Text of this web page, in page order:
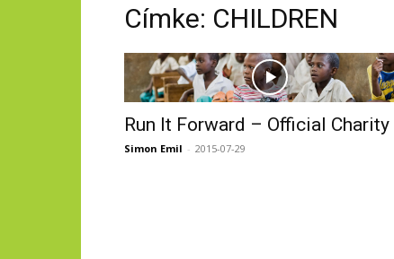
Címke: CHILDREN
Run It Forward – Official Charity
Simon Emil - 2015-07-29